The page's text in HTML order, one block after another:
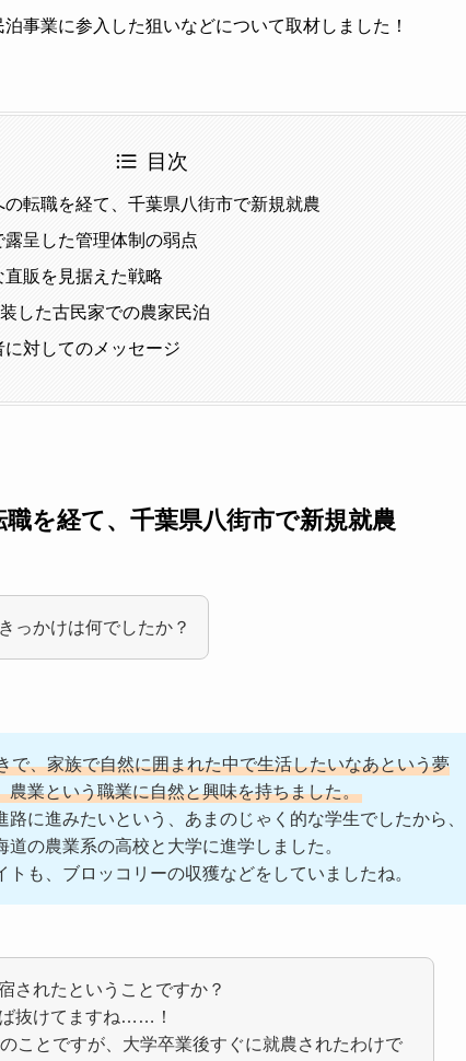
事業に参入した狙いなどについて取材しました！
目次
転職を経て、千葉県八街市で新規就農
呈した管理体制の弱点
販を見据えた戦略
した古民家での農家民泊
対してのメッセージ
を経て、千葉県八街市で新規就農
っかけは何でしたか？
で、家族で自然に囲まれた中で生活したいなあという夢
農業という職業に自然と興味を持ちました。
路に進みたいという、あまのじゃく的な学生でしたから、
道の農業系の高校と大学に進学しました。
トも、ブロッコリーの収獲などをしていましたね。
されたということですか？
抜けてますね……！
ことですが、大学卒業後すぐに就農されたわけで